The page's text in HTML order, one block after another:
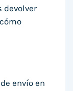
devolver
envío en